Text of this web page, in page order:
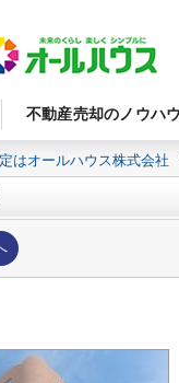
不動産売却のノウハウ
はオールハウス株式会社